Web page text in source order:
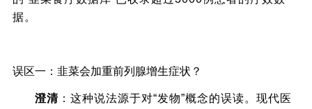
据。
误区一：韭菜会加重前列腺增生症状？
澄清：这种说法源于对“发物”概念的误读。现代医